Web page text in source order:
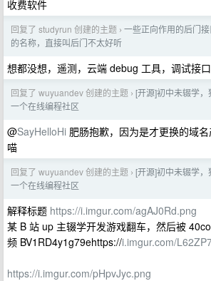
收费软件
回复了 studyrun 创建的主题 › 一些正向作用的后门
的名称，直接叫后门不太好听
想都没想，遥测，云端 debug 工具，调试接口
回复了 wuyuandev 创建的主题 › [开源]初中未辍学，
一个在线编程社区
@SayHelloHi 肥肠抱歉，因为是才更换的域
喵
回复了 wuyuandev 创建的主题 › [开源]初中未辍学，
一个在线编程社区
解释标题 https://i.imgur.com/agAJ0Rd.png
某 B 站 up 主辍学开发游戏翻车，然后被
频 BV1RD4y1g79ehttps://i.imgur.com/
https://i.imgur.com/pHpvJyc.png